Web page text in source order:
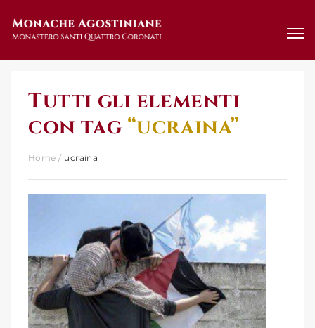
Tutti gli elementi
con tag “ucraina”
Home / ucraina